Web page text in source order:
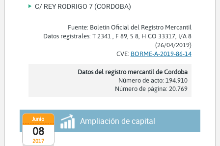
C/ REY RODRIGO 7 (CORDOBA)
Fuente: Boletín Oficial del Registro Mercantil
Datos registrales: T 2341 , F 89, S 8, H CO 33317, I/A 8
(26/04/2019)
CVE: BORME-A-2019-86-14
Datos del registro mercantil de Cordoba
Número de acto: 194.910
Número de página: 20.769
2017
Junio
08
Ampliación de capital